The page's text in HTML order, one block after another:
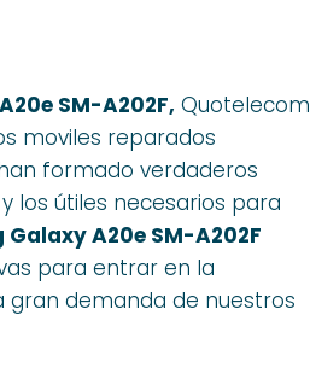
SM-A202F, Quotelecom
moviles reparados
formado verdaderos
los útiles necesarios para
A20e SM-A202F
para entrar en la
gran demanda de nuestros